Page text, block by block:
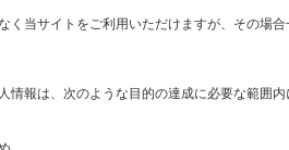
く当サイトをご利用いただけますが、その場
報は、次のような目的の達成に必要な範囲内